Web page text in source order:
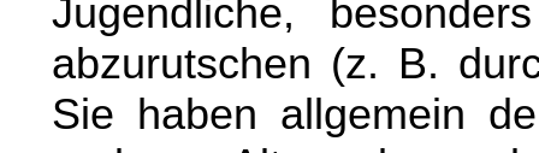
Jugendliche,
abzurutschen (z. B.
Sie haben allgemein